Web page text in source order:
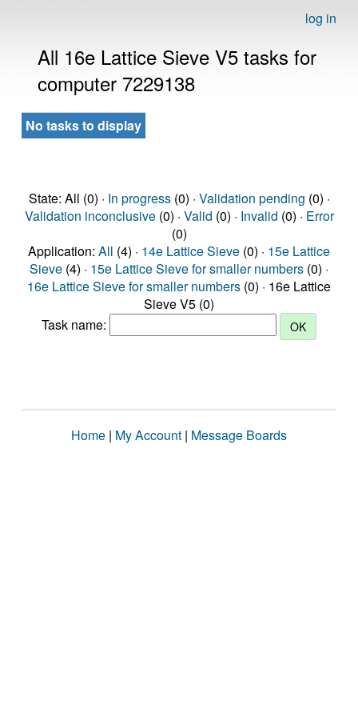
log in
All 16e Lattice Sieve V5 tasks for
computer 7229138
No tasks to display
State: All (0) · In progress(0) · Validation pending (0) ·
Validation inconclusive(0) · Valid (0) · Invalid (0) · Error
(0)
Application: All (4) · 14e Lattice Sieve (0) · 15e Lattice
Sieve (4) · 15e Lattice Sieve for smaller numbers (0) ·
16e Lattice Sieve for smaller numbers (0) · 16e Lattice
Sieve V5 (0)
Task name:
Home | My Account | Message Boards